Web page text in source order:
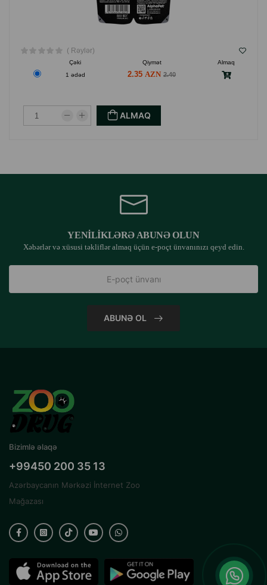
( Rəylər)
Çəki Qiymət
Almaq
1 ədəd
2.35 2.40
ALMAQ
YENILIKLƏRƏ ABUNƏ OLUN
Xəbərlər və xüsusi təkliflər almaq üçün e-poçt ünvanınızı qeyd edin.
ABUNƏ OL
Bizimlə əlaqə
+99450 200 35 13
Azərbaycanın Mərkəzi İnternet Zoo
Mağazası